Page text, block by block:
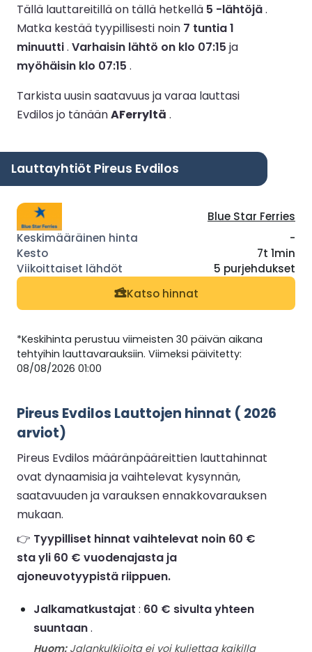
Tällä lauttareitillä on tällä hetkellä 5 -lähtöjä.
Matka kestää tyypillisesti noin 7 tuntia 1
minuutti. Varhaisin lähtö on klo 07:15 ja
myöhäisin klo 07:15 .
Tarkista uusin saatavuus ja varaa lauttasi
Evdilos jo tänäänAFerryltä .
Lauttayhtiöt Pireus Evdilos
Blue Star Ferries
-
7t 1min
5 purjehdukset
Katso hinnat
*Keskihinta perustuu viimeisten 30 päivän aikana
tehtyihin lauttavarauksiin. Viimeksi päivitetty:
08/08/2026 01:00
Pireus Evdilos Lauttojen hinnat ( 2026
arviot)
Pireus Evdilos määränpääreittien lauttahinnat
ovat dynaamisia ja vaihtelevat kysynnän,
saatavuuden ja varauksen ennakkovarauksen
mukaan.
👉 Tyypilliset hinnat vaihtelevat noin 60 €
sta yli 60 € vuodenajasta ja
ajoneuvotyypistä riippuen.
Jalkamatkustajat : 60 € sivulta yhteen
suuntaan.
Huom:Jalankulkijoita ei voi kuljettaa kaikilla